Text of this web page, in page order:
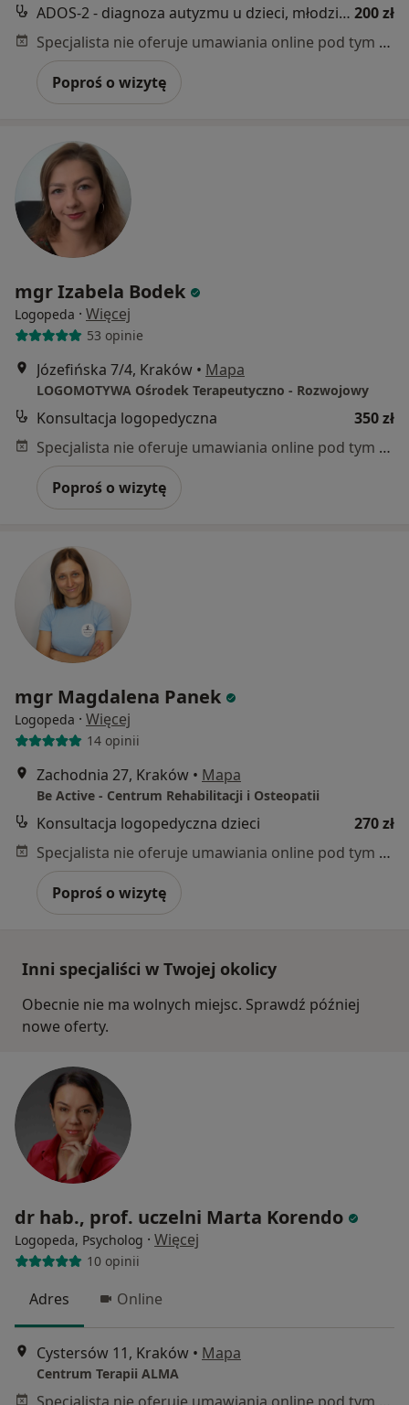
ADOS-2 - diagnoza autyzmu u dzieci, młodzieży i dorosłych 200 zł
Specjalista nie oferuje umawiania online pod tym adresem.
Poproś o wizytę
mgr Izabela Bodek
Logopeda · Więcej
53 opinie
Józefińska 7/4, Kraków • Mapa
LOGOMOTYWA Ośrodek Terapeutyczno - Rozwojowy
Konsultacja logopedyczna
350 zł
Specjalista nie oferuje umawiania online pod tym adresem.
Poproś o wizytę
mgr Magdalena Panek
Logopeda · Więcej
14 opinii
Zachodnia 27, Kraków • Mapa
Be Active - Centrum Rehabilitacji i Osteopatii
Konsultacja logopedyczna dzieci
270 zł
Specjalista nie oferuje umawiania online pod tym adresem.
Poproś o wizytę
Inni specjaliści w Twojej okolicy
Obecnie nie ma wolnych miejsc. Sprawdź później
nowe oferty.
dr hab., prof. uczelni Marta Korendo
Logopeda, Psycholog · Więcej
10 opinii
Adres Online
Cystersów 11, Kraków • Mapa
Centrum Terapii ALMA